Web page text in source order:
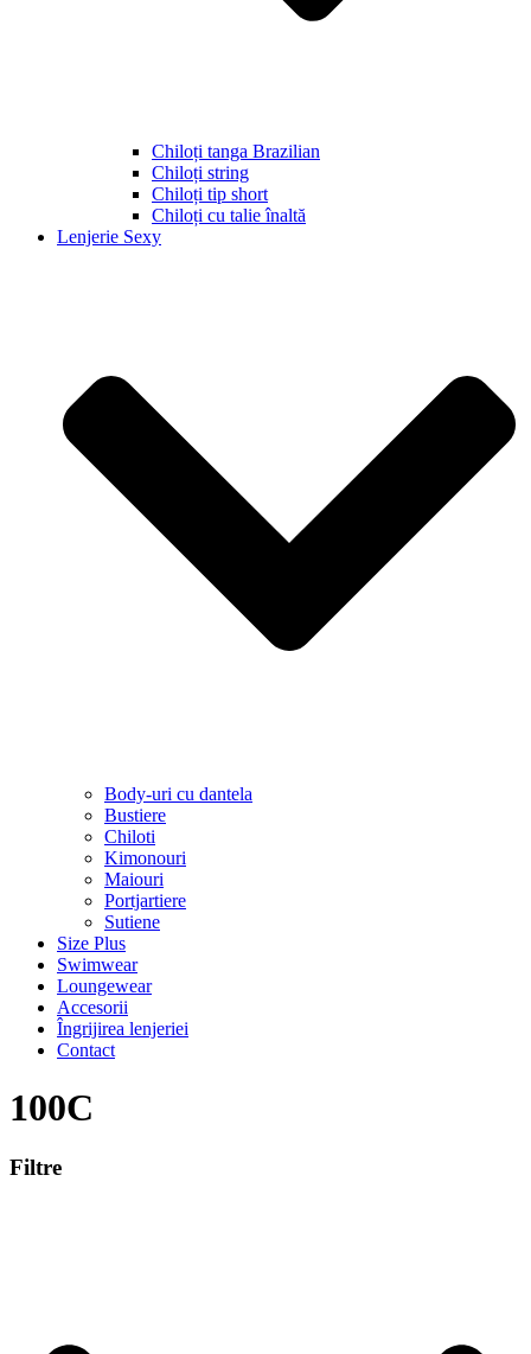
Chiloți tanga Brazilian
Chiloți string
Chiloți tip short
Chiloți cu talie înaltă
Lenjerie Sexy
Body-uri cu dantela
Bustiere
Chiloti
Kimonouri
Maiouri
Portjartiere
Sutiene
Size Plus
Swimwear
Loungewear
Accesorii
Îngrijirea lenjeriei
Contact
100C
Filtre